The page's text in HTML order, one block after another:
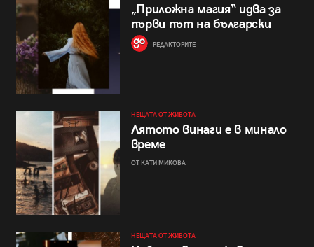
„Приложна магия“ идва за
първи път на български
РЕДАКТОРИТЕ
НЕЩАТА ОТ ЖИВОТА
Лятото винаги е в минало
време
ОТ КАТИ МИКОВА
НЕЩАТА ОТ ЖИВОТА